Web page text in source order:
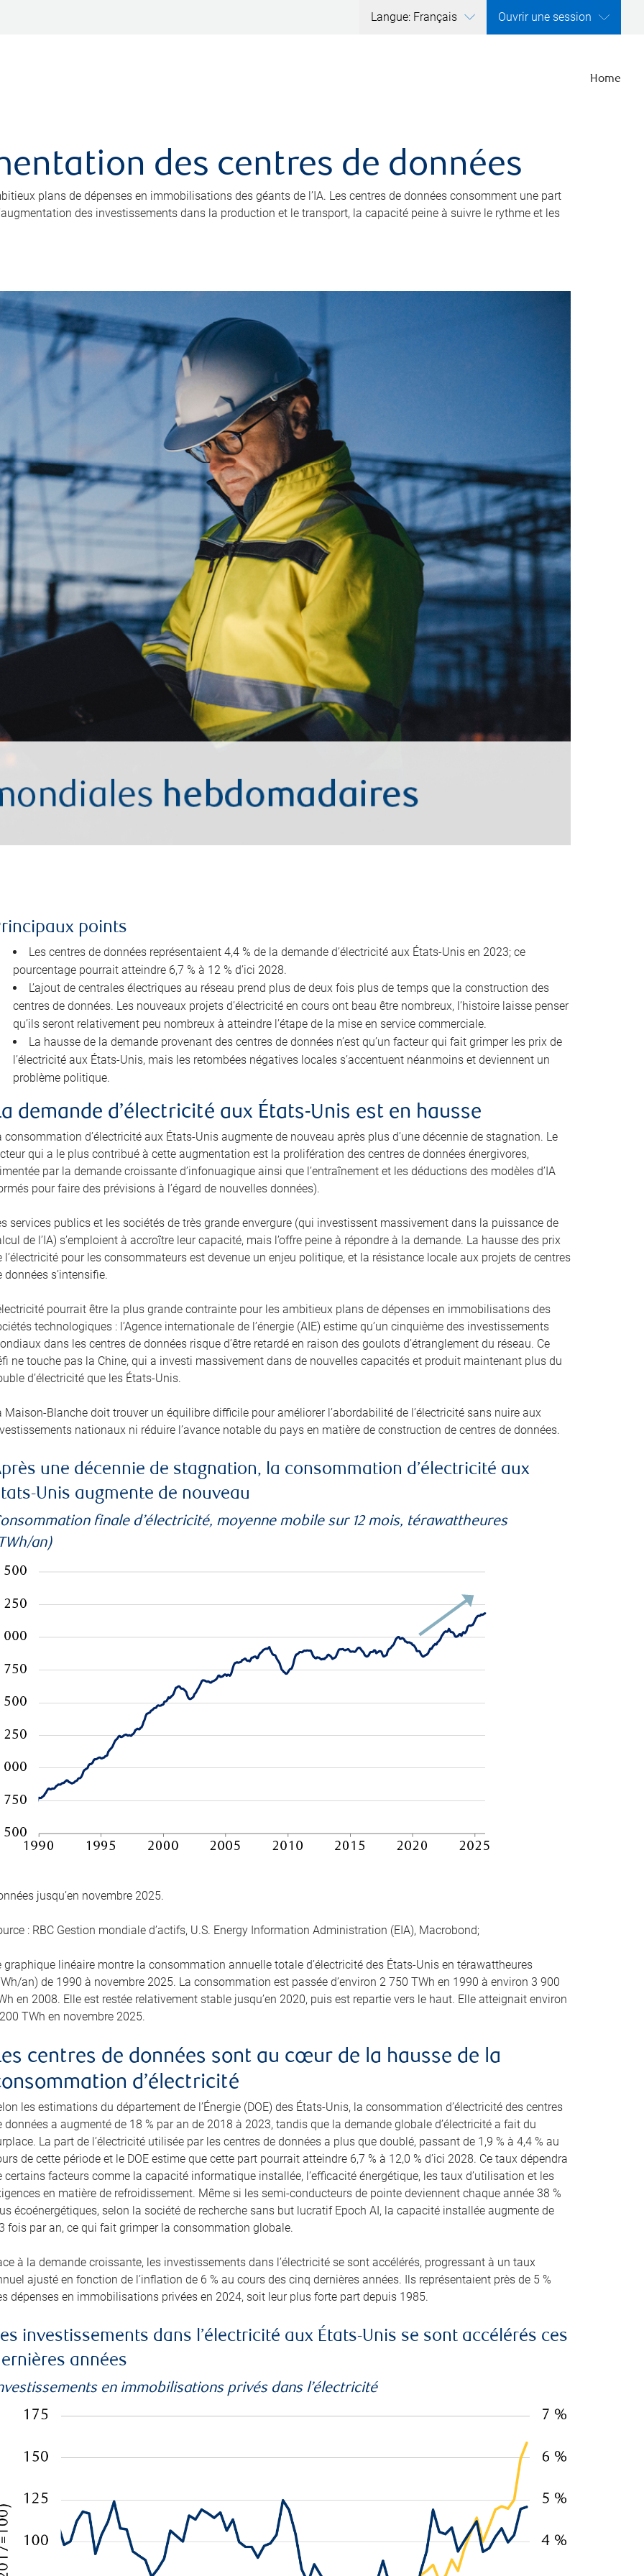
Langue: Français Ouvrir une session
Home
des centres de données
plans de dépenses en immobilisations des géants de l’IA. Les centres de données consomment une part
des investissements dans la production et le transport, la capacité peine à suivre le rythme et les
points
Les centres de données représentaient 4,4 % de la demande d’électricité aux États-Unis en 2023; ce
pourcentage pourrait atteindre 6,7 % à 12 % d’ici 2028.
L’ajout de centrales électriques au réseau prend plus de deux fois plus de temps que la construction des
centres de données. Les nouveaux projets d’électricité en cours ont beau être nombreux, l’histoire laisse penser
qu’ils seront relativement peu nombreux à atteindre l’étape de la mise en service commerciale.
La hausse de la demande provenant des centres de données n’est qu’un facteur qui fait grimper les prix de
l’électricité aux États-Unis, mais les retombées négatives locales s’accentuent néanmoins et deviennent un
problème politique.
demande d’électricité aux États-Unis est en hausse
consommation d’électricité aux États-Unis augmente de nouveau après plus d’une décennie de stagnation. Le
qui a le plus contribué à cette augmentation est la prolifération des centres de données énergivores,
par la demande croissante d’infonuagique ainsi que l’entraînement et les déductions des modèles d’IA
pour faire des prévisions à l’égard de nouvelles données).
services publics et les sociétés de très grande envergure (qui investissent massivement dans la puissance de
de l’IA) s’emploient à accroître leur capacité, mais l’offre peine à répondre à la demande. La hausse des prix
l’électricité pour les consommateurs est devenue un enjeu politique, et la résistance locale aux projets de centres
données s’intensifie.
pourrait être la plus grande contrainte pour les ambitieux plans de dépenses en immobilisations des
technologiques : l’Agence internationale de l’énergie (AIE) estime qu’un cinquième des investissements
dans les centres de données risque d’être retardé en raison des goulots d’étranglement du réseau. Ce
ne touche pas la Chine, qui a investi massivement dans de nouvelles capacités et produit maintenant plus du
d’électricité que les États-Unis.
Maison-Blanche doit trouver un équilibre difficile pour améliorer l’abordabilité de l’électricité sans nuire aux
nationaux ni réduire l’avance notable du pays en matière de construction de centres de données.
une décennie de stagnation, la consommation d’électricité aux
Unis augmente de nouveau
finale d’électricité, moyenne mobile sur 12 mois, térawattheures
an)
jusqu’en novembre 2025.
: RBC Gestion mondiale d’actifs, U.S. Energy Information Administration (EIA), Macrobond;
graphique linéaire montre la consommation annuelle totale d’électricité des États-Unis en térawattheures
an) de 1990 à novembre 2025. La consommation est passée d’environ 2 750 TWh en 1990 à environ 3 900
en 2008. Elle est restée relativement stable jusqu’en 2020, puis est repartie vers le haut. Elle atteignait environ
TWh en novembre 2025.
centres de données sont au cœur de la hausse de la
d’électricité
les estimations du département de l’Énergie (DOE) des États-Unis, la consommation d’électricité des centres
données a augmenté de 18 % par an de 2018 à 2023, tandis que la demande globale d’électricité a fait du
La part de l’électricité utilisée par les centres de données a plus que doublé, passant de 1,9 % à 4,4 % au
de cette période et le DOE estime que cette part pourrait atteindre 6,7 % à 12,0 % d’ici 2028. Ce taux dépendra
certains facteurs comme la capacité informatique installée, l’efficacité énergétique, les taux d’utilisation et les
en matière de refroidissement. Même si les semi-conducteurs de pointe deviennent chaque année 38 %
écoénergétiques, selon la société de recherche sans but lucratif Epoch AI, la capacité installée augmente de
fois par an, ce qui fait grimper la consommation globale.
à la demande croissante, les investissements dans l’électricité se sont accélérés, progressant à un taux
ajusté en fonction de l’inflation de 6 % au cours des cinq dernières années. Ils représentaient près de 5 %
dépenses en immobilisations privées en 2024, soit leur plus forte part depuis 1985.
investissements dans l’électricité aux États-Unis se sont accélérés ces
années
en immobilisations privés dans l’électricité